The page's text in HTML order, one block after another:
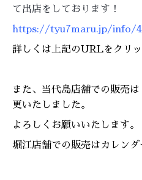
て出店をしております！
https://tyu7maru.jp/info/
詳しくは上記のURLをクリ
また、当代島店舗での販売
更いたしました。
よろしくお願いいたします。
堀江店舗での販売はカレン